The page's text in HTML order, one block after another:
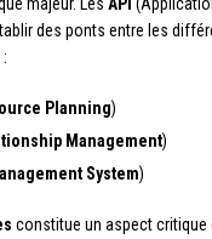
majeur. Les API
des ponts entre les
Planning)
Management)
System)
constitue un aspect critique